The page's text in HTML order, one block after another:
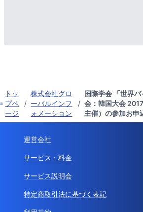
トッ
プペ
ージ
/
株式会社グロ
ーバルインフ
ォメーション
/
国際学会 「世界
会：韓国大会
主催）の参加お申
運営会社
サービス・料金
サービス説明会
特定商取引法に基づく表記